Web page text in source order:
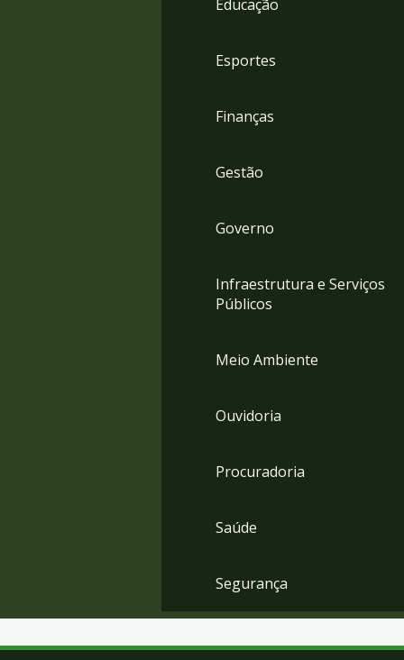
Educação
Esportes
Finanças
Gestão
Governo
Infraestrutura e Serviços
Públicos
Meio Ambiente
Ouvidoria
Procuradoria
Saúde
Segurança